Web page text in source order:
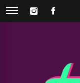
Skip
INSTAGRAM